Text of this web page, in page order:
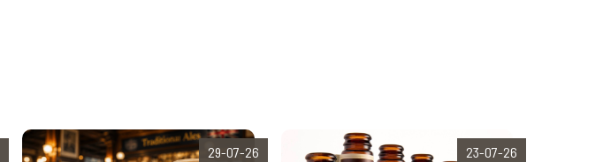
29-07-26 23-07-26